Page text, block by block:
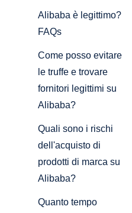
Alibaba è legittimo?
FAQs
Come posso evitare
le truffe e trovare
fornitori legittimi su
Alibaba?
Quali sono i rischi
dell'acquisto di
prodotti di marca su
Alibaba?
Quanto tempo